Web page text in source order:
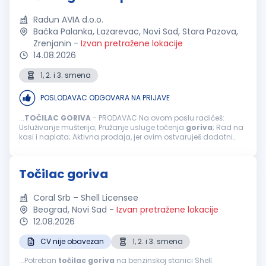
Radun AVIA d.o.o.
Bačka Palanka, Lazarevac, Novi Sad, Stara Pazova,
Zrenjanin - Izvan pretražene lokacije
14.08.2026
1, 2. i 3. smena
POSLODAVAC ODGOVARA NA PRIJAVE
...TOČILAC GORIVA- PRODAVAC Na ovom poslu radićeš:
Usluživanje mušterija; Pružanje usluge točenja goriva; Rad na
kasi i naplata; Aktivna prodaja, jer ovim ostvaruješ dodatni
Točilac goriva
Coral Srb – Shell Licensee
Beograd, Novi Sad - Izvan pretražene lokacije
12.08.2026
CV nije obavezan
1, 2. i 3. smena
...Potreban točilac goriva na benzinskoj stanici Shell.